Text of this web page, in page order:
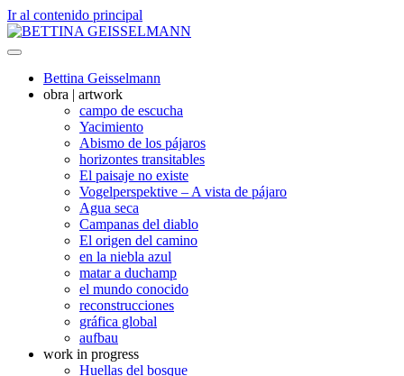
Ir al contenido principal
Bettina Geisselmann
obra | artwork
campo de escucha
Yacimiento
Abismo de los pájaros
horizontes transitables
El paisaje no existe
Vogelperspektive – A vista de pájaro
Agua seca
Campanas del diablo
El origen del camino
en la niebla azul
matar a duchamp
el mundo conocido
reconstrucciones
gráfica global
aufbau
work in progress
Huellas del bosque